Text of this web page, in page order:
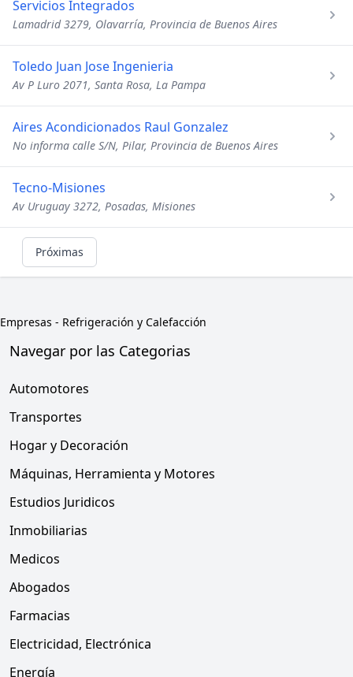
Servicios Integrados
Lamadrid 3279, Olavarría, Provincia de Buenos Aires
Toledo Juan Jose Ingenieria
Av P Luro 2071, Santa Rosa, La Pampa
Aires Acondicionados Raul Gonzalez
No informa calle S/N, Pilar, Provincia de Buenos Aires
Tecno-Misiones
Av Uruguay 3272, Posadas, Misiones
Próximas
Empresas - Refrigeración y Calefacción
Navegar por las Categorias
Automotores
Transportes
Hogar y Decoración
Máquinas, Herramienta y Motores
Estudios Juridicos
Inmobiliarias
Medicos
Abogados
Farmacias
Electricidad, Electrónica
Energía